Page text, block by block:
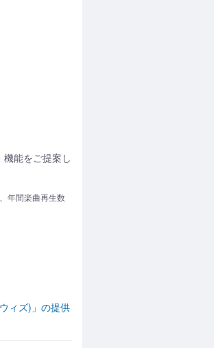
能をご提案し
年間楽曲再生数
ィズ)」の提供